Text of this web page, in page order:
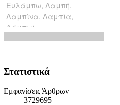
Στατιστικά
Εμφανίσεις Άρθρων
3729695